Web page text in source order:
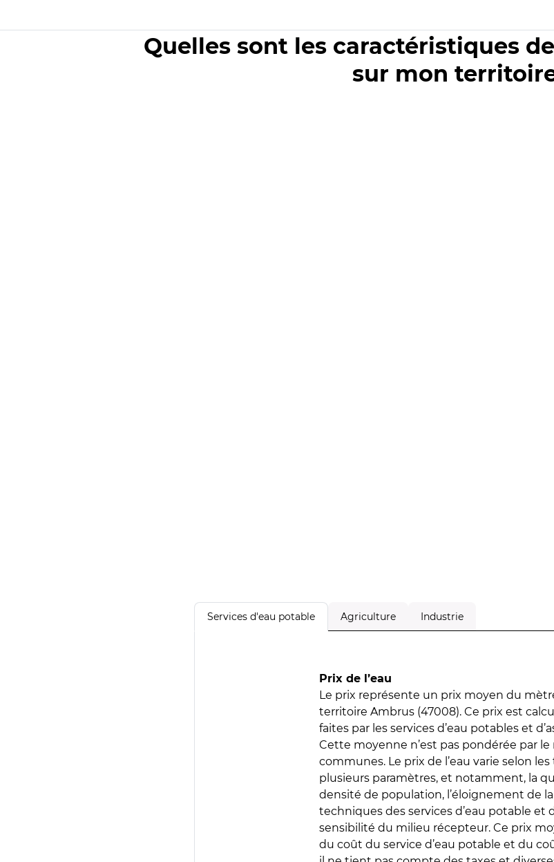
Quelles sont les caractéristiques
sur mon
Services d'eau potable Agriculture Industrie
Prix de l’eau
Le prix représente un prix moyen du
territoire Ambrus (47008). Ce prix est
faites par les services d’eau potables et
Cette moyenne n’est pas pondérée par
communes. Le prix de l’eau varie selon
plusieurs paramètres, et notamment, la
densité de population, l’éloignement de
techniques des services d’eau potable et
sensibilité du milieu récepteur. Ce prix
du coût du service d’eau potable et du